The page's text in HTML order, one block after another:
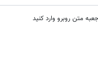
متن روبرو وارد کنید